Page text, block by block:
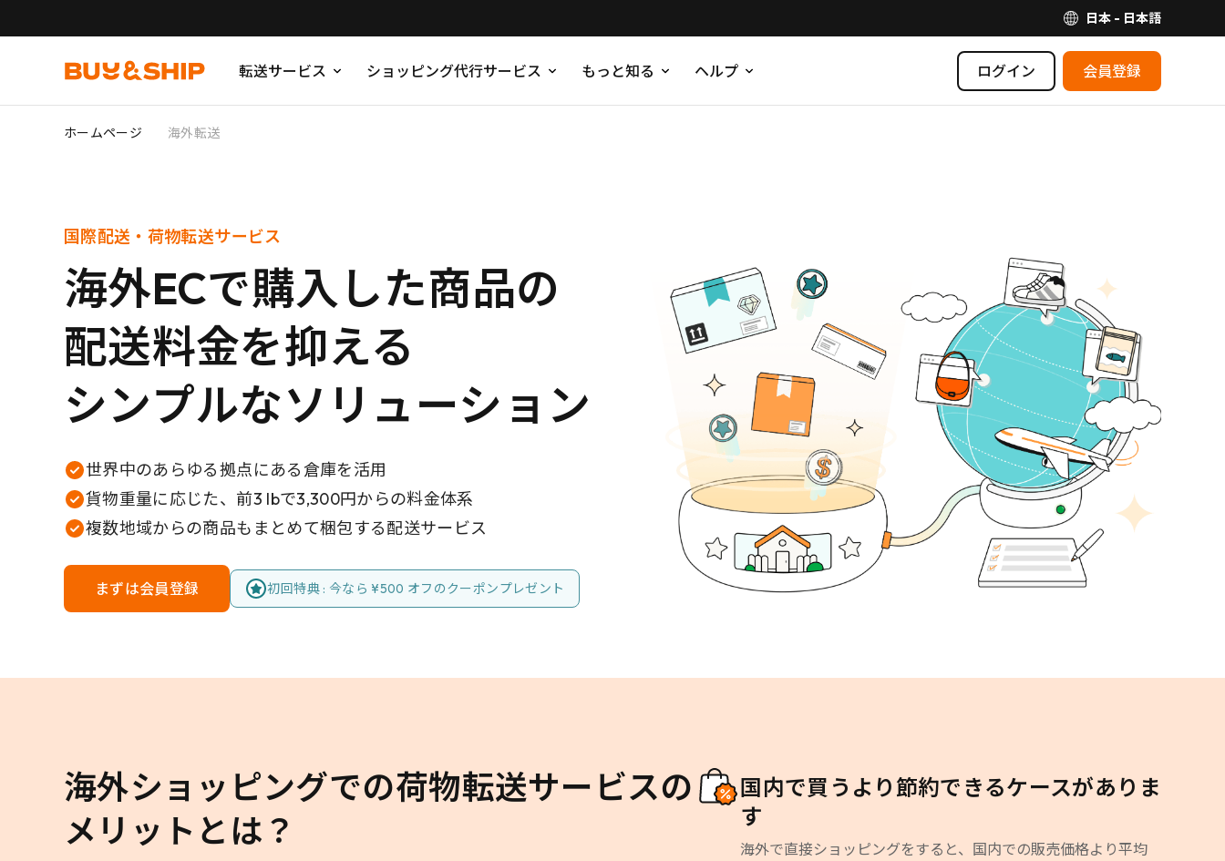
日本 - 日本語
転送サービス ショッピング代行サービス もっと知る ヘルプ ログイン 会員登録
ホームページ 海外転送
国際配送・荷物転送サービス
海外ECで購入した商品の
配送料金を抑える
シンプルなソリューション
世界中のあらゆる拠点にある倉庫を活用
貨物重量に応じた、前3 lbで3,300円からの料金体系
複数地域からの商品もまとめて梱包する配送サービス
まずは会員登録 初回特典 : 今なら ¥500 オフのクーポンプレゼント
海外ショッピングでの荷物転送サービスの
メリットとは？
国内で買うより節約できるケースがありま
す
海外で直接ショッピングをすると、国内での販売価格より平均